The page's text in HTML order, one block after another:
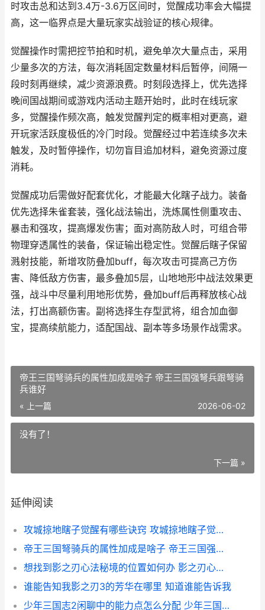
时攻击总和达到3.4万-3.6万区间时，觉醒成功率会大幅提
高，这一临界点是大量玩家实战验证的核心规律。
觉醒操作时需把控节拍和时机，避免单次大量点击，采用
少量多次的方法，每次消耗固定数量材料后暂停，间隔一
段时刻再继续，减少资源浪费。时刻段选择上，优先选择
晚间国战期间或游戏内活动主题开始时，此时在线玩家
多，觉醒操作频次高，触发觉醒判定的概率相对更高，避
开玩家活跃度极低的冷门时段。觉醒经过中若连续多次未
触发，及时暂停操作，切勿盲目追加材料，避免资源过度
消耗。
觉醒成功后需做好配套优化，才能最大化瞎子战力。装备
优先选择朱雀套装，强化战法输出，洗炼属性侧重攻击、
暴击和强攻，提高爆发伤害；面对高防敌人时，可组合带
物理穿透属性的装备，保证输出稳定性。觉醒后瞎子保留
溅射技能，新增攻防叠加buff，每次攻击可提高己方伤
害、降低敌方伤害，最多叠加5层，山地地形中战法效果更
强，战斗中尽量利用地形优势，叠加buff后再释放核心战
法，打出高额伤害。副将选择生存型武将，组合加血御
宝，提高续航能力，适配国战、副本等多场景作战需求。
帝王三国弩骑兵的属性加成是啥子 帝王三国强弩兵跟弩骑
兵谁好
« 上一篇 2026-06-02
没有了！
下一篇 »
延伸阅读
攻城掠地瞎子觉醒有哪些诀窍 攻城掠地瞎子觉醒后可以觉醒甘宁对吧
帝王三国弩骑兵的属性加成是啥子 帝王三国强弩兵跟弩骑兵谁好
想找到影之刃心法秘境的位置如何办 影之刃心法故事
谁能告知我影之刃3的芳华在哪里 知道谁能告诉我
少年三国志2闲聊中的能力点怎么分配 少年三国志2xy